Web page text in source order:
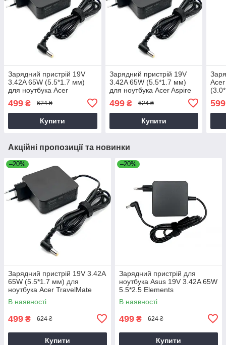
Зарядний пристрій 19V
3.42A 65W (5.5*1.7 мм)
для ноутбука Acer
499 ₴ 624 ₴
Купити
Зарядний пристрій 19V
3.42A 65W (5.5*1.7 мм)
для ноутбука Acer Aspire
499₴ 624 ₴
Купити
599
Акційні пропозиції та новинки
–20%
Зарядний пристрій 19V 3.42A
65W (5.5*1.7 мм) для
ноутбука Acer TravelMate
P2510-G2-M
В наявності
499 ₴ 624 ₴
Купити
–20%
Зарядний пристрій для
ноутбука Asus 19V 3.42A 65W
5.5*2.5 Elements
В наявності
499 ₴ 624 ₴
Купити